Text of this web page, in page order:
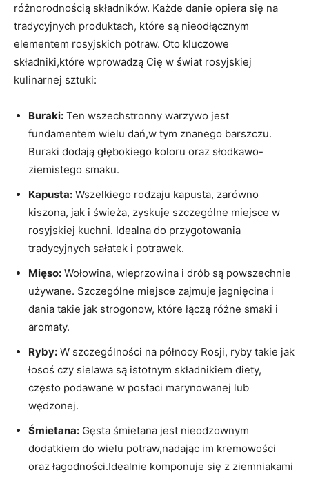
‍różnorodnością składników. Każde danie⁣ opiera ⁤się na
tradycyjnych produktach, które są nieodłącznym
elementem rosyjskich potraw. Oto kluczowe
składniki,które wprowadzą ‌Cię w świat rosyjskiej
kulinarnej sztuki:
Buraki: Ten wszechstronny warzywo jest
fundamentem⁤ wielu dań,w ⁤tym znanego ⁢barszczu.
Buraki ‌dodają głębokiego koloru oraz słodkawo-
ziemistego‌ smaku.
Kapusta: Wszelkiego rodzaju kapusta, zarówno
kiszona, jak i świeża, zyskuje szczególne miejsce w
rosyjskiej​ kuchni. ⁣Idealna⁤ do przygotowania ​
tradycyjnych sałatek i potrawek.
Mięso: Wołowina, ⁣wieprzowina i drób są powszechnie
używane. Szczególne miejsce⁣ zajmuje jagnięcina⁢ i
dania takie jak strogonow, ​które łączą⁤ różne smaki i
aromaty.
Ryby: W ‍szczególności⁤ na północy Rosji, ryby takie jak
łosoś czy sielawa ‍są istotnym składnikiem diety,
często podawane w postaci marynowanej lub
wędzonej.
Śmietana: Gęsta śmietana jest nieodzownym
dodatkiem do wielu potraw,nadając im kremowości
oraz łagodności.Idealnie ​komponuje⁤ się z ziemniakami